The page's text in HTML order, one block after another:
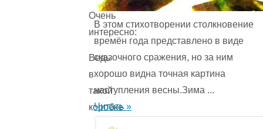
Очень
интересно:
Ведь
в
такой
коробке
В этом стихотворении столкновение
времён года представ­лено в виде
сказочного сражения, но за ним
хорошо видна точная картина
наступления весны.Зима ...
Читать »